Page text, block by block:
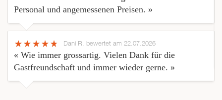
Personal und angemessenen Preisen. »
Dani R. bewertet am 22.07.2026
« Wie immer grossartig. Vielen Dank für die
Gastfreundschaft und immer wieder gerne. »